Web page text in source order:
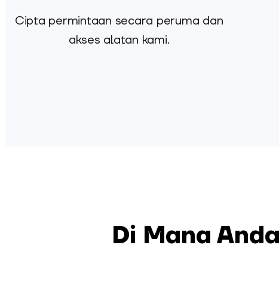
Cipta permintaan secara peruma dan
akses alatan kami.
Di Mana